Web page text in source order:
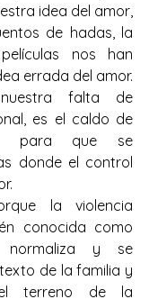
idea del amor,
de hadas, la
nos han
errada del amor.
falta de
es el caldo de
para que se
donde el control
la violencia
conocida como
normaliza y se
de la familia y
terreno de la